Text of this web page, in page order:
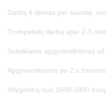
Darbą 6 dienas per savaitę,
Trumpalaikį darbą apie 2-3
Suteikiame apgyvendinimas
Apgyvendiname po 2 x
Atlyginimą nuo 1600-1800 eurų